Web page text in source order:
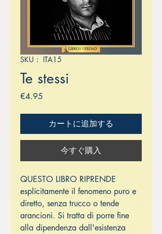
SKU： ITA15
Te stessi
€4.95
カートに追加する
今すぐ購入
QUESTO LIBRO RIPRENDE
esplicitamente il fenomeno puro e
diretto, senza trucco o tende
arancioni. Si tratta di porre fine
alla dipendenza dall'esistenza